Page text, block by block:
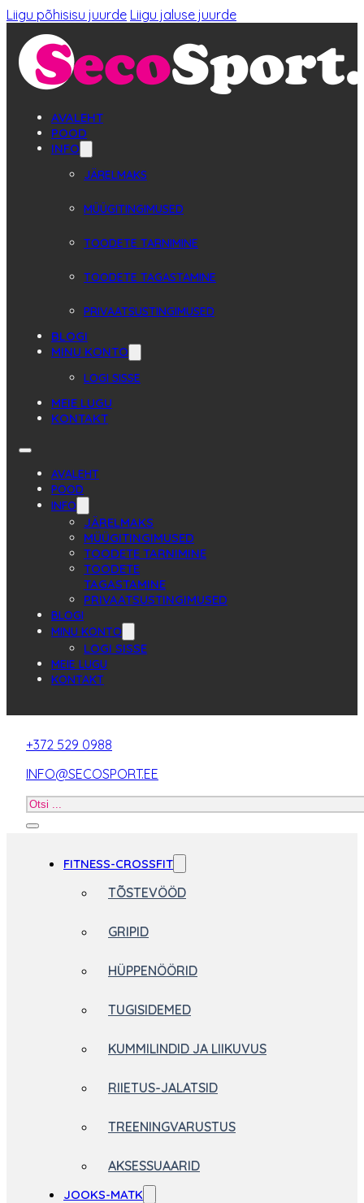
Liigu põhisisu juurde Liigu jaluse juurde
AVALEHT
POOD
INFO
JÄRELMAKS
MÜÜGITINGIMUSED
TOODETE TARNIMINE
TOODETE TAGASTAMINE
PRIVAATSUSTINGIMUSED
BLOGI
MINU KONTO
LOGI SISSE
MEIE LUGU
KONTAKT
AVALEHT
POOD
INFO
JÄRELMAKS
MÜÜGITINGIMUSED
TOODETE TARNIMINE
TOODETE
TAGASTAMINE
PRIVAATSUSTINGIMUSED
BLOGI
MINU KONTO
LOGI SISSE
MEIE LUGU
KONTAKT
+372 529 0988
INFO@SECOSPORT.EE
Otsi
FITNESS-CROSSFIT
TÕSTEVÖÖD
GRIPID
HÜPPENÖÖRID
TUGISIDEMED
KUMMILINDID JA LIIKUVUS
RIIETUS-JALATSID
TREENINGVARUSTUS
AKSESSUAARID
JOOKS-MATK